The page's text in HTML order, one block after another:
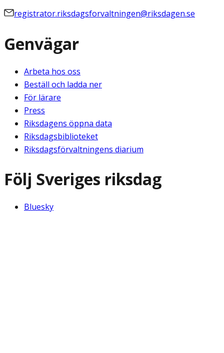
registrator.riksdagsforvaltningen@riksdagen.se
Genvägar
Arbeta hos oss
Beställ och ladda ner
För lärare
Press
Riksdagens öppna data
Riksdagsbiblioteket
Riksdagsförvaltningens diarium
Följ Sveriges riksdag
Bluesky